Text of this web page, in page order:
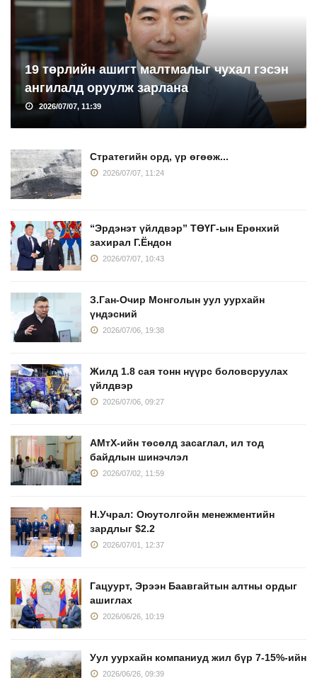
19 төрлийн ашигт малтмалыг чухал гэсэн
ангилалд оруулж зарлана
2026/07/07, 11:39
Стратегийн орд, үр өгөөж...
2026/07/07, 11:24
“Эрдэнэт үйлдвэр” ТӨҮГ-ын Ерөнхий
захирал Г.Ёндон
2026/07/07, 10:43
З.Ган-Очир Монголын уул уурхайн
үндэсний
2026/07/06, 19:38
Жилд 1.8 сая тонн нүүрс боловсруулах
үйлдвэр
2026/07/06, 09:27
АМтХ-ийн төсөлд засаглал, ил тод
байдлын шинэчлэл
2026/07/02, 11:59
Н.Учрал: Оюутолгойн менежментийн
зардлыг $2.2
2026/07/01, 12:37
Гацуурт, Эрээн Баавгайтын алтны ордыг
ашиглах
2026/06/26, 10:19
Уул уурхайн компаниуд жил бүр 7-15%-ийн
2026/06/26, 09:39